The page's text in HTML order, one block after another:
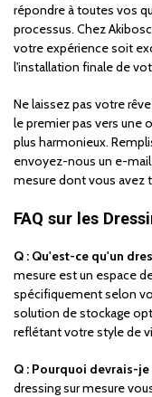
répondre à toutes vos
processus. Chez
votre expérience soit
l'installation finale de
Ne laissez pas votre
le premier pas vers une
plus harmonieux.
envoyez-nous un e-
mesure dont vous avez
FAQ sur les
Q : Qu'est-ce qu'un
mesure est un espace
spécifiquement selon
solution de stockage
reflétant votre style de
Q : Pourquoi devrais-
dressing sur mesure